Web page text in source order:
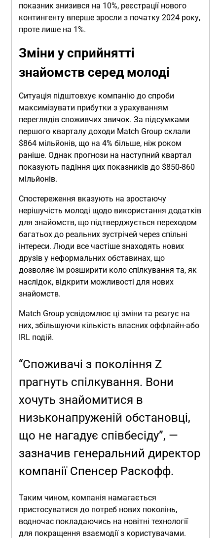
показник знизився на 10%, реєстрації нового
контингенту вперше зросли з початку 2024 року,
проте лише на 1%.
Зміни у сприйнятті
знайомств серед молоді
Ситуація підштовхує компанію до спроби
максимізувати прибутки з урахуванням
переглядів споживчих звичок. За підсумками
першого кварталу доходи Match Group склали
$864 мільйонів, що на 4% більше, ніж роком
раніше. Однак прогнози на наступний квартал
показують падіння цих показників до $850-860
мільйонів.
Спостереження вказують на зростаючу
нерішучість молоді щодо використання додатків
для знайомств, що підтверджується переходом
багатьох до реальних зустрічей через спільні
інтереси. Люди все частіше знаходять нових
друзів у неформальних обставинах, що
дозволяє їм розширити коло спілкування та, як
наслідок, відкрити можливості для нових
знайомств.
Match Group усвідомлює ці зміни та реагує на
них, збільшуючи кількість власних оффлайн-або
IRL подій.
“Споживачі з покоління Z
прагнуть спілкування. Вони
хочуть знайомитися в
низьконапруженій обстановці,
що не нагадує співбесіду”, —
зазначив генеральний директор
компанії Спенсер Раскофф.
Таким чином, компанія намагається
пристосуватися до потреб нових поколінь,
водночас покладаючись на новітні технології
для покращення взаємодії з користувачами.